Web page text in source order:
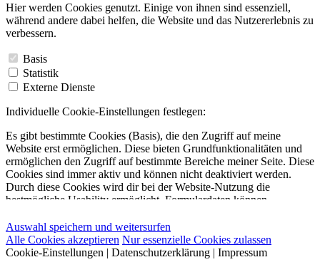
Hier werden Cookies genutzt. Einige von ihnen sind essenziell,
während andere dabei helfen, die Website und das Nutzererlebnis zu
verbessern.
Basis
Statistik
Externe Dienste
Individuelle Cookie-Einstellungen festlegen:
Es gibt bestimmte Cookies (Basis), die den Zugriff auf meine
Website erst ermöglichen. Diese bieten Grundfunktionalitäten und
ermöglichen den Zugriff auf bestimmte Bereiche meiner Seite. Diese
Cookies sind immer aktiv und können nicht deaktiviert werden.
Durch diese Cookies wird dir bei der Website-Nutzung die
bestmögliche Usability ermöglicht. Formulardaten können
entfällt eine erneute Eingabe deiner Profildaten bei der Nutzung der
Website.
Auswahl speichern und weitersurfen
Alle Cookies akzeptieren Nur essenzielle Cookies zulassen
Cookie-Einstellungen | Datenschutzerklärung | Impressum